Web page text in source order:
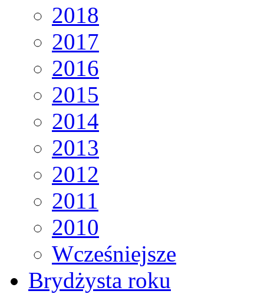
2018
2017
2016
2015
2014
2013
2012
2011
2010
Wcześniejsze
Brydżysta roku